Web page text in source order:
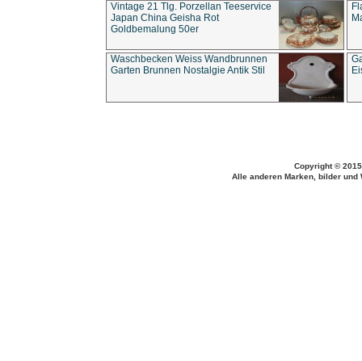
Vintage 21 Tlg. Porzellan Teeservice
Japan China Geisha Rot
Goldbemalung 50er
Waschbecken Weiss Wandbrunnen
Garten Brunnen Nostalgie Antik Stil
Copyright ©
Alle anderen Marken, bilder und